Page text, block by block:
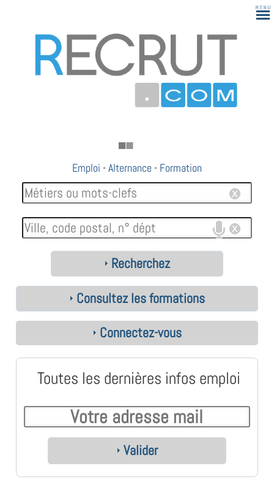
Emploi -Alternance - Formation
Recherchez
Consultez les formations
Connectez-vous
Toutes les dernières infos emploi
Valider